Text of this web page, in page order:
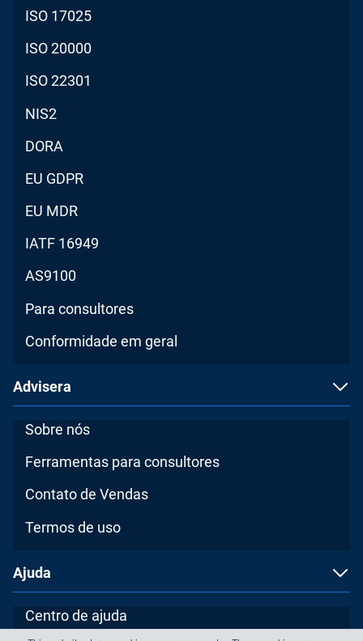
ISO 17025
ISO 20000
ISO 22301
NIS2
DORA
EU GDPR
EU MDR
IATF 16949
AS9100
Para consultores
Conformidade em geral
Advisera
Sobre nós
Ferramentas para consultores
Contato de Vendas
Termos de uso
Ajuda
Centro de ajuda